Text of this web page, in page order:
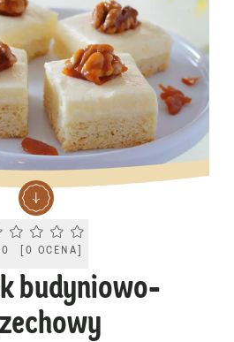
Current rating 0.0. Click to rate.
0 OCENA
budyniowo-